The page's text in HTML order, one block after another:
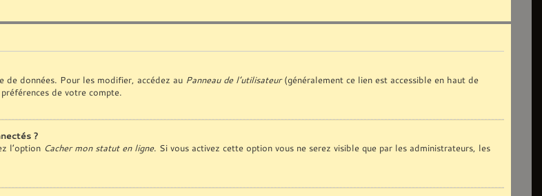
de données. Pour les modifier, accédez au Panneau de l’utilisateur(généralement ce lien est accessible en haut de
de votre compte.
?
l’option Cacher mon statut en ligne. Si vous activez cette option vous ne serez visible que par les administrateurs, les